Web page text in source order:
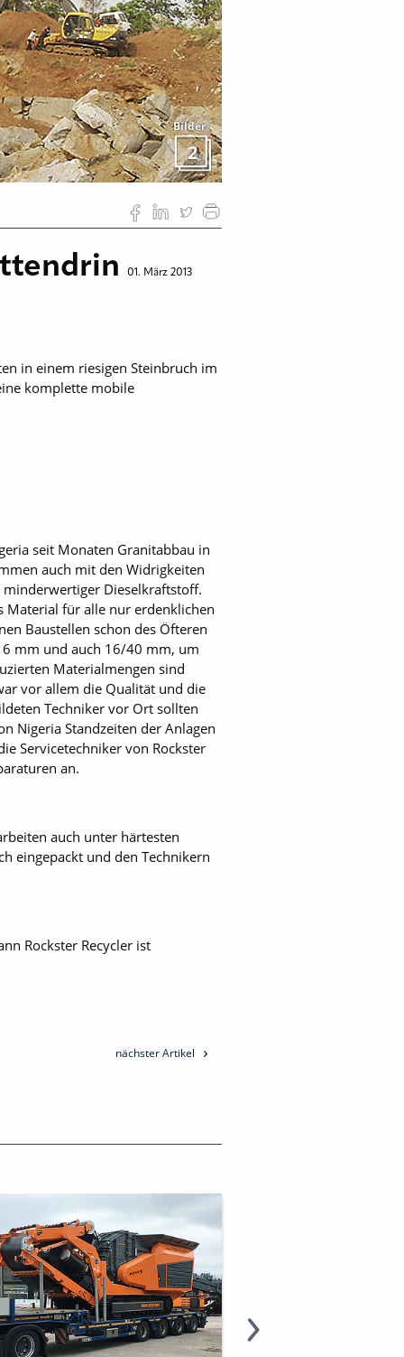
Bilder
2
01. März 2013
in einem riesigen Steinbruch im
komplette mobile
seit Monaten Granitabbau in
auch mit den Widrigkeiten
minderwertiger Dieselkraftstoff.
Material für alle nur erdenklichen
Baustellen schon des Öfteren
mm und auch 16/40 mm, um
Materialmengen sind
vor allem die Qualität und die
Techniker vor Ort sollten
Nigeria Standzeiten der Anlagen
Servicetechniker von Rockster
an.
auch unter härtesten
eingepackt und den Technikern
Rockster Recycler ist
nächster Artikel